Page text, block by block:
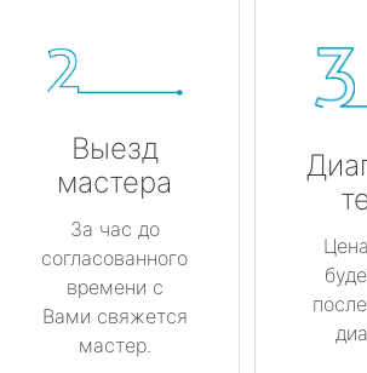
Выезд
мастера
За час до
согласованного
времени с
Вами свяжется
мастер.